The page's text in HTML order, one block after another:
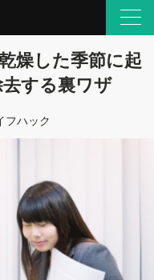
燥した季節に起
する裏ワザ
フハック